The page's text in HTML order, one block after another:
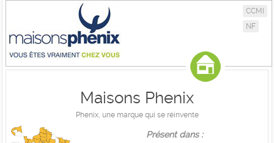
CCMI
NF
Maisons Phenix
Phenix, une marque qui se réinvente
Présent dans :